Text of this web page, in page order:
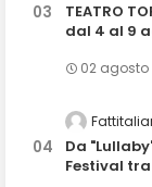
TEATRO
dal 4 al 9
02 agosto
Da
Festival